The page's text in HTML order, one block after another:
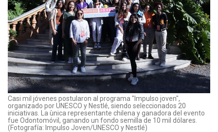
Casi mil jóvenes postularon al programa "Impulso joven",
organizado por UNESCO y Nestlé, siendo seleccionados 20
iniciativas. La ùnica representante chilena y ganadora del evento
fue Odontomóvil, ganando un fondo semilla de 10 mil dólares.
(Fotografía: Impulso Joven/UNESCO y Nestlé)